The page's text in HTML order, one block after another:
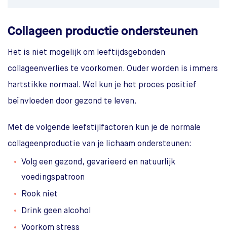
Collageen productie ondersteunen
Het is niet mogelijk om leeftijdsgebonden
collageenverlies te voorkomen. Ouder worden is immers
hartstikke normaal. Wel kun je het proces positief
beïnvloeden door gezond te leven.
Met de volgende leefstijlfactoren kun je de normale
collageenproductie van je lichaam ondersteunen:
Volg een gezond, gevarieerd en natuurlijk
voedingspatroon
Rook niet
Drink geen alcohol
Voorkom stress